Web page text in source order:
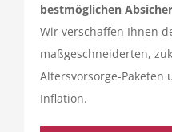
bestmöglichen
Wir verschaffen Ihnen
maßgeschneiderten,
Altersvorsorge-
Inflation.